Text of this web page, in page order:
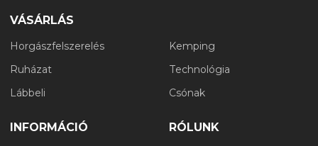
VÁSÁRLÁS
Horgászfelszerelés
Ruházat
Lábbeli
Kemping
Technológia
Csónak
INFORMÁCIÓ RÓLUNK